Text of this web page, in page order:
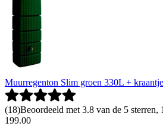
Muurregenton Slim groen 330L + kraantje
(18)Beoordeeld met 3.8 van de 5 sterren,
199.00